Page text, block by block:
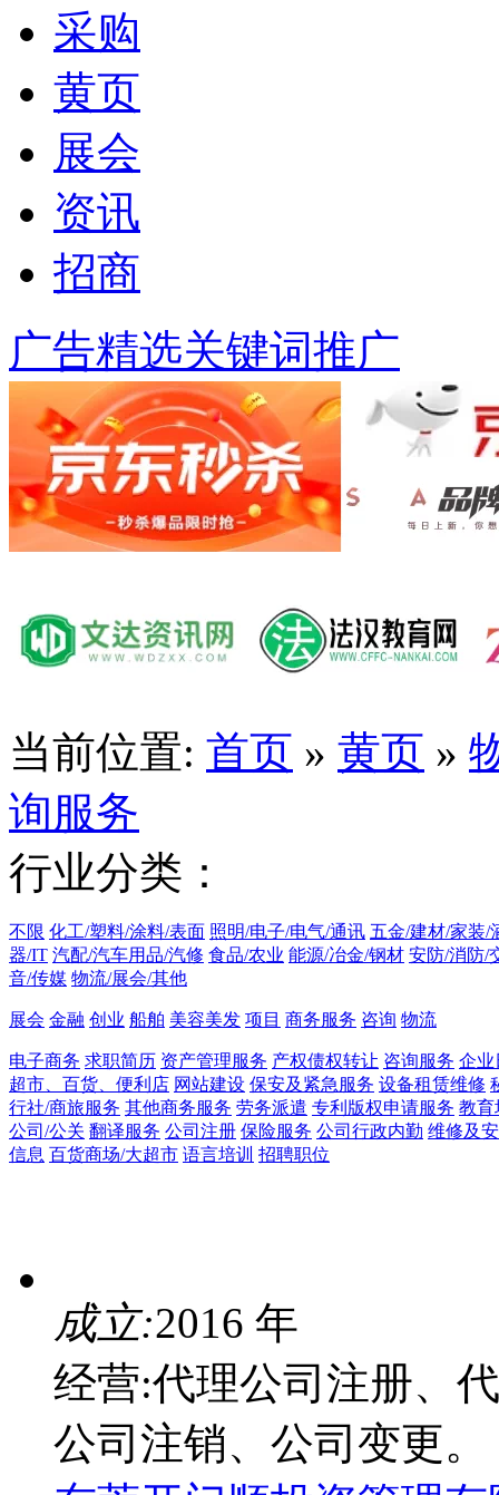
采购
黄页
展会
资讯
招商
广告精选关键词推广
当前位置: 首页 » 黄页 »
询服务
行业分类：
不限 化工/塑料/涂料/表面 照明/电子/电气/通讯 五金/建材/家装/
器/IT 汽配/汽车用品/汽修 食品/农业 能源/冶金/钢材 安防/消防/
音/传媒 物流/展会/其他
展会 金融 创业 船舶 美容美发 项目 商务服务 咨询 物流
电子商务 求职简历 资产管理服务 产权债权转让 咨询服务 企业
超市、百货、便利店 网站建设 保安及紧急服务 设备租赁维修
行社/商旅服务 其他商务服务 劳务派遣 专利版权申请服务 教育
公司/公关 翻译服务 公司注册 保险服务 公司行政内勤 维修及
信息 百货商场/大超市 语言培训 招聘职位
成立:2016 年
经营:代理公司注册、
公司注销、公司变更。